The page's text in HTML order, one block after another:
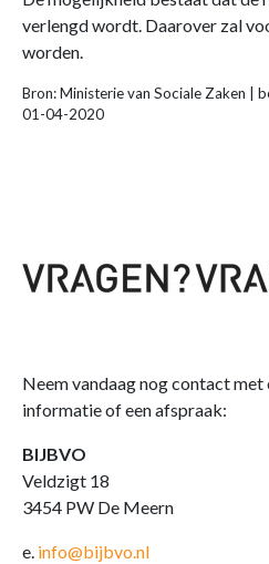
verlengd wordt. Daarover zal
worden.
Bron: Ministerie van Sociale Zaken |
01-04-2020
Neem vandaag nog contact met
informatie of een afspraak:
BIJBVO
Veldzigt 18
3454 PW De Meern
e. info@bijbvo.nl